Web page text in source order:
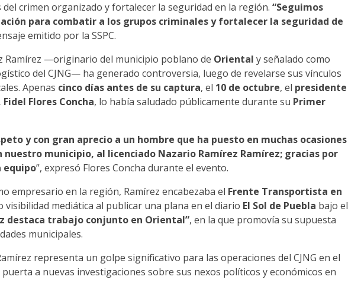
crimen organizado y fortalecer la seguridad en la región. “Seguimos
para combatir a los grupos criminales y fortalecer la seguridad de
emitido por la SSPC.
Ramírez —originario del municipio poblano de Oriental y señalado como
del CJNG— ha generado controversia, luego de revelarse sus vínculos
Apenas cinco días antes de su captura, el 10 de octubre, el presidente
Flores Concha, lo había saludado públicamente durante su Primer
y con gran aprecio a un hombre que ha puesto en muchas ocasiones
nuestro municipio, al licenciado Nazario Ramírez Ramírez; gracias por
equipo”, expresó Flores Concha durante el evento.
empresario en la región, Ramírez encabezaba el Frente Transportista en
visibilidad mediática al publicar una plana en el diario El Sol de Puebla bajo el
destaca trabajo conjunto en Oriental”, en la que promovía su supuesta
municipales.
representa un golpe significativo para las operaciones del CJNG en el
a nuevas investigaciones sobre sus nexos políticos y económicos en